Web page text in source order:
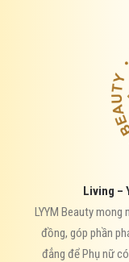
Living –
LYYM Beauty
đồng, góp phần
đẳng để Phụ nữ